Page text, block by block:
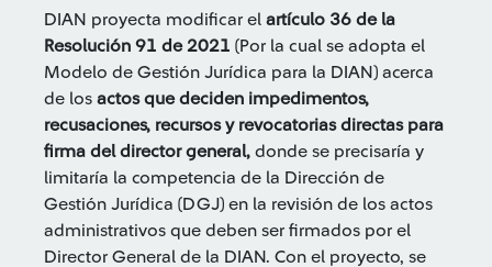
DIAN proyecta modificar el artículo 36 de la
Resolución 91 de 2021 (Por la cual se adopta el
Modelo de Gestión Jurídica para la DIAN) acerca
de los actos que deciden impedimentos,
recusaciones, recursos y revocatorias directas para
firma del director general, donde se precisaría y
limitaría la competencia de la Dirección de
Gestión Jurídica (DGJ) en la revisión de los actos
administrativos que deben ser firmados por el
Director General de la DIAN. Con el proyecto, se